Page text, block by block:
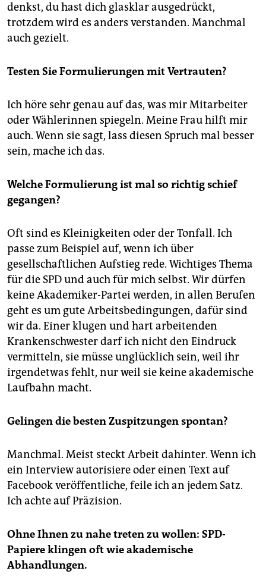
denkst, du hast dich glasklar ausgedrückt,
trotzdem wird es anders verstanden. Manchmal
auch gezielt.
Testen Sie Formulierungen mit Vertrauten?
Ich höre sehr genau auf das, was mir Mitarbeiter
oder Wählerinnen spiegeln. Meine Frau hilft mir
auch. Wenn sie sagt, lass diesen Spruch mal besser
sein, mache ich das.
Welche Formulierung ist mal so richtig schief
gegangen?
Oft sind es Kleinigkeiten oder der Tonfall. Ich
passe zum Beispiel auf, wenn ich über
gesellschaftlichen Aufstieg rede. Wichtiges Thema
für die SPD und auch für mich selbst. Wir dürfen
keine Akademiker-Partei werden, in allen Berufen
geht es um gute Arbeitsbedingungen, dafür sind
wir da. Einer klugen und hart arbeitenden
Krankenschwester darf ich nicht den Eindruck
vermitteln, sie müsse unglücklich sein, weil ihr
irgendetwas fehlt, nur weil sie keine akademische
Laufbahn macht.
Gelingen die besten Zuspitzungen spontan?
Manchmal. Meist steckt Arbeit dahinter. Wenn ich
ein Interview autorisiere oder einen Text auf
Facebook veröffentliche, feile ich an jedem Satz.
Ich achte auf Präzision.
Ohne Ihnen zu nahe treten zu wollen: SPD-
Papiere klingen oft wieakademische
Abhandlungen.